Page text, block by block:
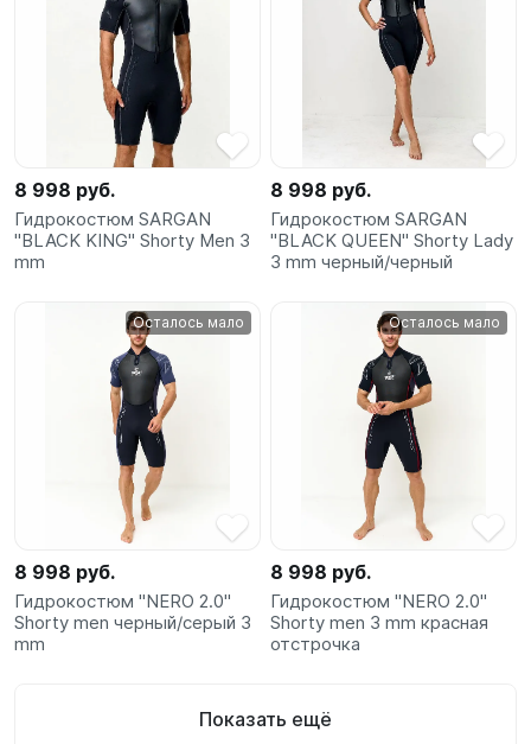
8 998 руб.
Гидрокостюм SARGAN
"BLACK KING" Shorty Men 3
mm
8 998 руб.
Гидрокостюм SARGAN
"BLACK QUEEN" Shorty Lady
3 mm черный/черный
Осталось мало
8 998 руб.
Гидрокостюм "NERO 2.0"
Shorty men черный/серый 3
mm
Осталось мало
8 998 руб.
Гидрокостюм "NERO 2.0"
Shorty men 3 mm красная
отстрочка
Показать ещё